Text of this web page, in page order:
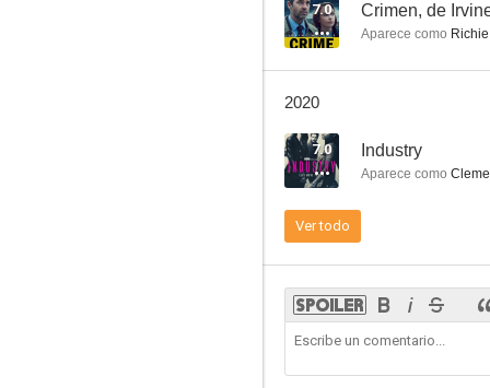
7.0 Crimen, de
Aparece como
2020
7.0 Industry
Aparece como
Ver todo